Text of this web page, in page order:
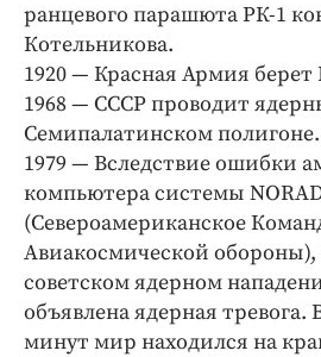
Работодатель года
ранцевого парашюта РК-1
Котельникова.
1920 — Красная Армия берет
1968 — СССР проводит
Семипалатинском полигоне.
1979 — Вследствие ошибки
компьютера системы
(Североамериканское
Авиакосмической
советском ядерном
объявлена ядерная тревога.
минут мир находился на